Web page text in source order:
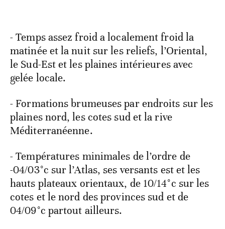
- Temps assez froid a localement froid la
matinée et la nuit sur les reliefs, l’Oriental,
le Sud-Est et les plaines intérieures avec
gelée locale.
- Formations brumeuses par endroits sur les
plaines nord, les cotes sud et la rive
Méditerranéenne.
- Températures minimales de l’ordre de
-04/03°c sur l’Atlas, ses versants est et les
hauts plateaux orientaux, de 10/14°c sur les
cotes et le nord des provinces sud et de
04/09°c partout ailleurs.